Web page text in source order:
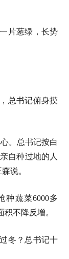
片葱绿，长势
总书记俯身摸
。总书记按白
自种过地的人
说。
种蔬菜6000多
不降反增。
冬？总书记十